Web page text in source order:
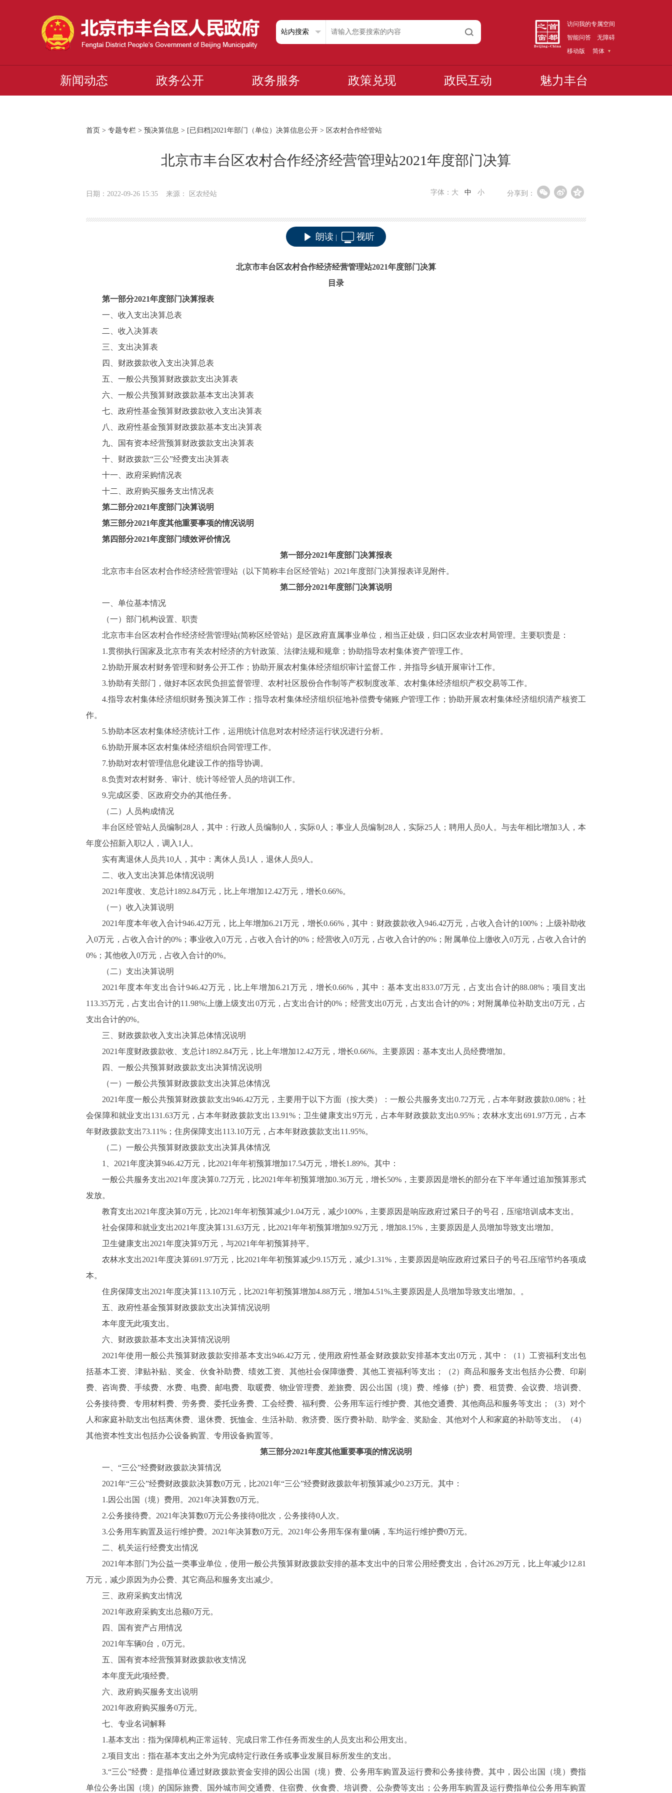
访问我的专属空间
智能问答
无障碍
移动版
简体
新闻动态 政务公开 政务服务 政策兑现 政民互动 魅力丰台
首页 > 专题专栏 > 预决算信息 > [已归档]2021年部门（单位）决算信息公开 > 区农村合作经管站
北京市丰台区农村合作经济经营管理站2021年度部门决算
日期：2022-09-26 15:35 来源： 区农经站 分享到：
字体： 大 中 小
朗读 视听
北京市丰台区农村合作经济经营管理站2021年度部门决算
目录
第一部分2021年度部门决算报表
一、收入支出决算总表
二、收入决算表
三、支出决算表
四、财政拨款收入支出决算总表
五、一般公共预算财政拨款支出决算表
六、一般公共预算财政拨款基本支出决算表
七、政府性基金预算财政拨款收入支出决算表
八、政府性基金预算财政拨款基本支出决算表
九、国有资本经营预算财政拨款支出决算表
十、财政拨款“三公”经费支出决算表
十一、政府采购情况表
十二、政府购买服务支出情况表
第二部分2021年度部门决算说明
第三部分2021年度其他重要事项的情况说明
第四部分2021年度部门绩效评价情况
第一部分2021年度部门决算报表
北京市丰台区农村合作经济经营管理站（以下简称丰台区经管站） 2021年度部门决算报表详见附件。
第二部分2021年度部门决算说明
一、单位基本情况
（一）部门机构设置、职责
北京市丰台区农村合作经济经营管理站(简称区经管站）是区政府直属事业单位，相当正处级，归口区农业农村局管理。主要职责是：
1.贯彻执行国家及北京市有关农村经济的方针政策、法律法规和规章；协助指导农村集体资产管理工作。
2.协助开展农村财务管理和财务公开工作；协助开展农村集体经济组织审计监督工作，并指导乡镇开展审计工作。
3.协助有关部门，做好本区农民负担监督管理、农村社区股份合作制等产权制度改革、农村集体经济组织产权交易等工作。
4.指导农村集体经济组织财务预决算工作；指导农村集体经济组织征地补偿费专储账户管理工作；协助开展农村集体经济组织清产核资工
作。
5.协助本区农村集体经济统计工作，运用统计信息对农村经济运行状况进行分析。
6.协助开展本区农村集体经济组织合同管理工作。
7.协助对农村管理信息化建设工作的指导协调。
8.负责对农村财务、审计、统计等经管人员的培训工作。
9.完成区委、区政府交办的其他任务。
（二）人员构成情况
丰台区经管站人员编制 28 人，其中：行政人员编制 0人，实际0人；事业人员编制 28人，实际25 人；聘用人员0 人。与去年相比增加3人，本
年度公招新入职2 人，调入 1 人。
实有离退休人员共10 人，其中：离休人员1 人，退休人员9 人。
二、收入支出决算总体情况说明
2021年度收、支总计1892.84万元，比上年增加12.42万元，增长0.66%。
（一）收入决算说明
2021年度本年收入合计946.42万元，比上年增加6.21万元，增长0.66%，其中：财政拨款收入946.42万元，占收入合计的100% ；上级补助收
入0万元，占收入合计的0%；事业收入0万元，占收入合计的0%；经营收入0万元，占收入合计的0% ；附属单位上缴收入0万元，占收入合计的
0% ；其他收入0万元，占收入合计的0%。
（二）支出决算说明
2021 年度本年支出合计946.42万元，比上年增加6.21 万元，增长0.66% ，其中：基本支出833.07万元，占支出合计的88.08% ；项目支出
113.35万元，占支出合计的11.98%; 上缴上级支出0万元，占支出合计的0% ；经营支出0万元，占支出合计的0%；对附属单位补助支出0万元，占
支出合计的0%。
三、财政拨款收入支出决算总体情况说明
2021年度财政拨款收、支总计1892.84万元，比上年增加12.42万元，增长0.66%。主要原因：基本支出人员经费增加。
四、一般公共预算财政拨款支出决算情况说明
（一）一般公共预算财政拨款支出决算总体情况
2021年度一般公共预算财政拨款支出946.42万元，主要用于以下方面（按大类）：一般公共服务支出0.72万元，占本年财政拨款0.08%；社
会保障和就业支出131.63万元，占本年财政拨款支出 13.91%；卫生健康支出9万元，占本年财政拨款支出0.95% ；农林水支出691.97万元，占本
年财政拨款支出73.11% ；住房保障支出113.10万元，占本年财政拨款支出11.95%。
（二）一般公共预算财政拨款支出决算具体情况
1
2021年度决算946.42万元，比2021年年初预算增加17.54万元，增长1.89%。其中：
一般公共服务支出2021年度决算0.72万元，比2021年年初预算增加0.36万元，增长50%，主要原因是增长的部分在下半年通过追加预算形式
发放。
教育支出2021年度决算0万元，比2021年年初预算减少1.04万元，减少100% ，主要原因是响应政府过紧日子的号召，压缩培训成本支出。
社会保障和就业支出2021年度决算131.63万元，比2021年年初预算增加9.92万元，增加8.15% ，主要原因是人员增加导致支出增加。
卫生健康支出2021年度决算9万元，与2021年年初预算持平。
农林水支出2021年度决算691.97万元，比2021年年初预算减少9.15万元，减少1.31%，主要原因是响应政府过紧日子的号召,压缩节约各项成
本。
住房保障支出2021年度决算113.10万元，比2021年初预算增加4.88万元，增加4.51%,主要原因是人员增加导致支出增加。。
五、政府性基金预算财政拨款支出决算情况说明
本年度无此项支出。
六、财政拨款基本支出决算情况说明
2021年使用一般公共预算财政拨款安排基本支出946.42万元，使用政府性基金财政拨款安排基本支出0万元，其中：（1 ）工资福利支出包
括基本工资、津贴补贴、奖金、伙食补助费、绩效工资、其他社会保障缴费、其他工资福利等支出；（2）商品和服务支出包括办公费、印刷
费、咨询费、手续费、水费、电费、邮电费、取暖费、物业管理费、差旅费、因公出国（境）费、维修（护）费、租赁费、会议费、培训费、
公务接待费、专用材料费、劳务费、委托业务费、工会经费、福利费、公务用车运行维护费、其他交通费、其他商品和服务等支出；（3）对个
人和家庭补助支出包括离休费、退休费、抚恤金、生活补助、救济费、医疗费补助、助学金、奖励金、其他对个人和家庭的补助等支出。（4）
其他资本性支出包括办公设备购置、专用设备购置等。
第三部分2021年度其他重要事项的情况说明
一、“三公”经费财政拨款决算情况
2021年“三公”经费财政拨款决算数0万元，比2021年“三公”经费财政拨款年初预算减少0.23万元。其中：
1.因公出国（境）费用。 2021年决算数0万元。
2.公务接待费。 2021年决算数0万元公务接待0批次，公务接待0 人次。
3.公务用车购置及运行维护费。 2021年决算数0万元。 2021年公务用车保有量0辆，车均运行维护费0万元。
二、机关运行经费支出情况
2021年本部门为公益一类事业单位，使用一般公共预算财政拨款安排的基本支出中的日常公用经费支出，合计26.29万元，比上年减少12.81
万元，减少原因为办公费、其它商品和服务支出减少。
三、政府采购支出情况
2021年政府采购支出总额0万元。
四、国有资产占用情况
2021年车辆0台， 0万元。
五、国有资本经营预算财政拨款收支情况
本年度无此项经费。
六、政府购买服务支出说明
2021年政府购买服务0万元。
七、专业名词解释
1.基本支出：指为保障机构正常运转、完成日常工作任务而发生的人员支出和公用支出。
2.项目支出：指在基本支出之外为完成特定行政任务或事业发展目标所发生的支出。
3.“三公”经费： 是指单位通过财政拨款资金安排的因公出国（境）费、公务用车购置及运行费和公务接待费。其中，因公出国（境）费指
单位公务出国（境）的国际旅费、国外城市间交通费、住宿费、伙食费、培训费、公杂费等支出；公务用车购置及运行费指单位公务用车购置